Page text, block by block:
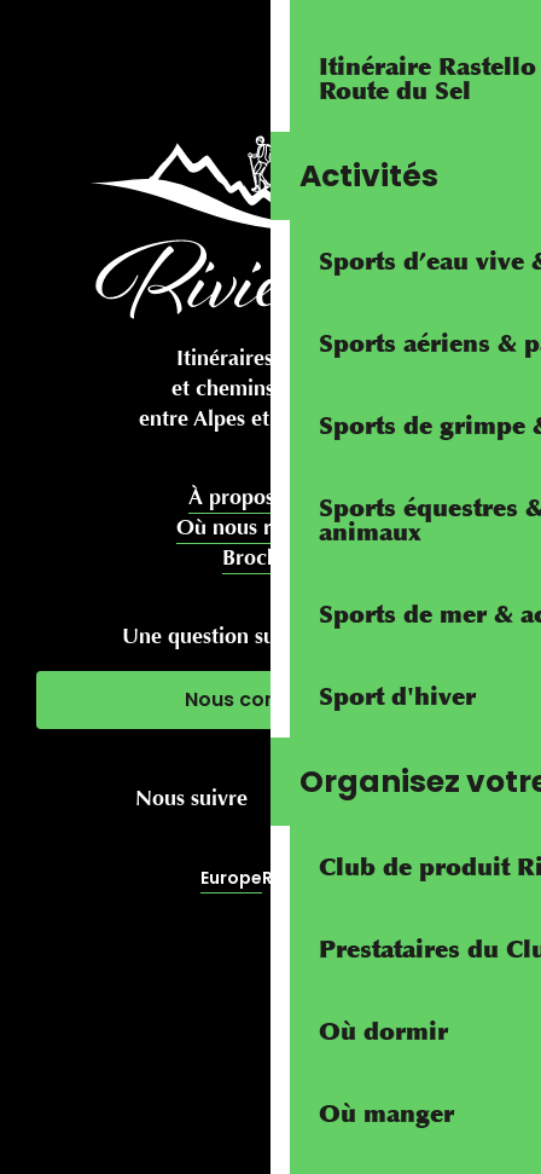
Itinéraire
Route du Sel
Activités
Sports d’eau vive
Sports aériens &
Sports de grimpe
Sports équestres
animaux
Sports de mer &
Sport d'hiver
Organisez
Club de produit
Prestataires du
Où dormir
Où manger
Itinéraires cyclables
et chemins pédestres
entre Alpes et Méditerranée
À propos de nous
Où nous rencontrer
Brochures
Une question sur votre séjour ?
Nous contacter
Nous suivre
EuropeRivierALP